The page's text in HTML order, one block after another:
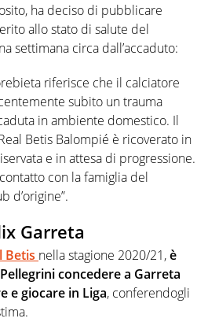
ha deciso di pubblicare
allo stato di salute del
settimana circa dall’accaduto:
riferisce che il calciatore
subito un trauma
in ambiente domestico. Il
Betis Balompié è ricoverato in
e in attesa di progressione.
con la famiglia del
d’origine”.
Garreta
Betis nella stagione 2020/21,è
concedere a Garreta
e giocare in Liga, conferendogli